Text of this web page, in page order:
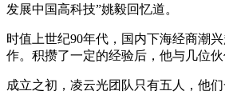
发展中国高科技”姚毅回忆道。
时值上世纪90年代，国内下海经商潮
作。积攒了一定的经验后，他与几位
成立之初，凌云光团队只有五人，他